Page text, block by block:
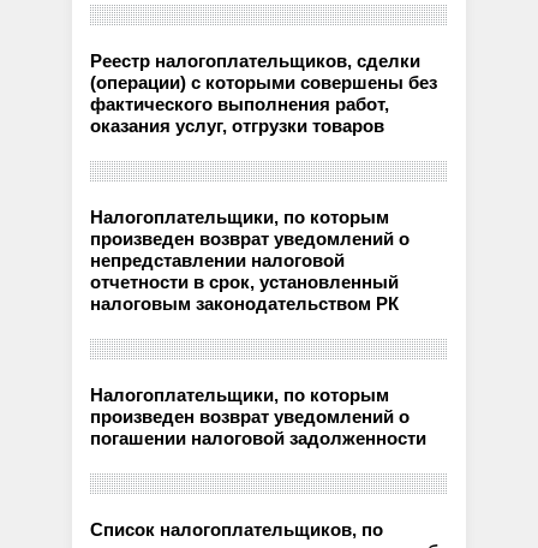
Реестр налогоплательщиков, сделки
(операции) с которыми совершены без
фактического выполнения работ,
оказания услуг, отгрузки товаров
Налогоплательщики, по которым
произведен возврат уведомлений о
непредставлении налоговой
отчетности в срок, установленный
налоговым законодательством РК
Налогоплательщики, по которым
произведен возврат уведомлений о
погашении налоговой задолженности
Список налогоплательщиков, по